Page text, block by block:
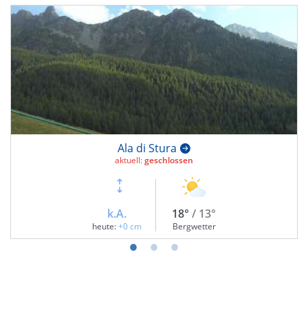
Ala di Stura
aktuell:geschlossen
k.A.
heute:+0 cm
18° / 13°
Bergwetter